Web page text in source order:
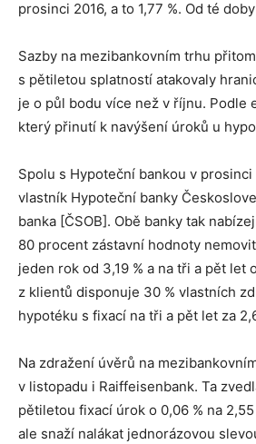
prosinci 2016, a to 1,77 %. Od té
Sazby na mezibankovním trhu
s pětiletou splatností atakovaly
je o půl bodu více než v říjnu. Podle
který přinutí k navýšení úroků u
Spolu s Hypoteční bankou v
vlastník Hypoteční banky
banka [ČSOB]. Obě banky tak
80 procent zástavní hodnoty
jeden rok od 3,19 % a na tři a pět let
z klientů disponuje 30 % vlastních
hypotéku s fixací na tři a pět let za
Na zdražení úvěrů na
v listopadu i Raiffeisenbank. Ta
pětiletou fixací úrok o 0,06 % na
ale snaží nalákat jednorázovou